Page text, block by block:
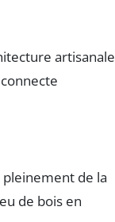
de la
de bois en